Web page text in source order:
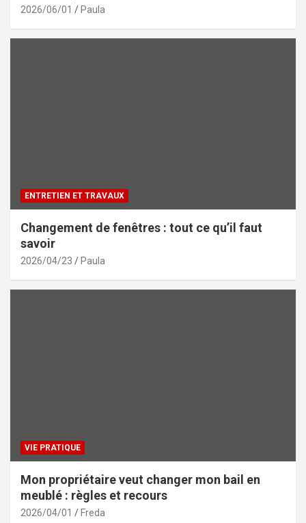
2026/06/01 Paula
ENTRETIEN ET TRAVAUX
Changement de fenêtres : tout ce qu’il faut
savoir
2026/04/23 Paula
VIE PRATIQUE
Mon propriétaire veut changer mon bail en
meublé : règles et recours
2026/04/01 Freda